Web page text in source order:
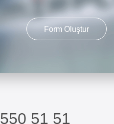
Form Oluştur
51 51